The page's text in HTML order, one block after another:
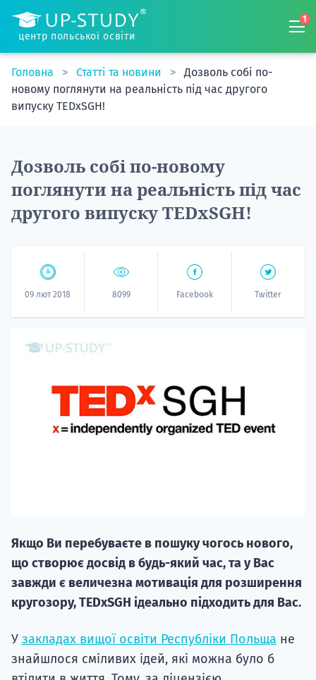
центр польської освіти
1
Головна Статті та новини
Дозволь собі по-
новому поглянути на реальність під час другого
випуску TEDxSGH!
Дозволь собі по-новому
поглянути на реальність під час
другого випуску TEDxSGH!
09 лют 2018 8099 Facebook Twitter
Якщо Ви перебуваєте в пошуку чогось нового,
що створює досвід в будь-який час, та у Вас
завжди є величезна мотивація для розширення
кругозору, TEDxSGH ідеально підходить для Вас.
У закладах вищої освіти Республіки Польща не
знайшлося сміливих ідей, які можна було б